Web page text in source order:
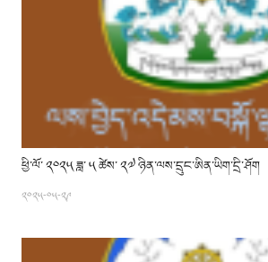
ཕྱི་ལོ་ ༢༠༢༥ ཟླ་ ༥ ཚེས་ ༢༧ ཉིན་ལས་དྲུང་ཨིན་ཡིག་དྲི་ཤོག
༢༠༢༥-༠༥-༢༩